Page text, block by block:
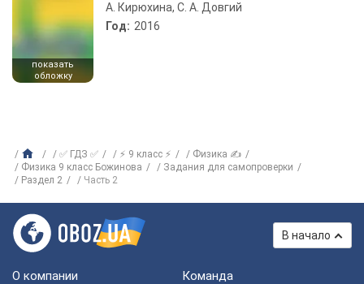
показать
обложку
А. Кирюхина, С. А. Довгий
Год: 2016
✅ ГДЗ ✅ ⚡ 9 класс ⚡
Физика ✍
Физика 9 класс Божинова
Задания для самопроверки
Раздел 2
Часть 2
В начало
О компании Команда